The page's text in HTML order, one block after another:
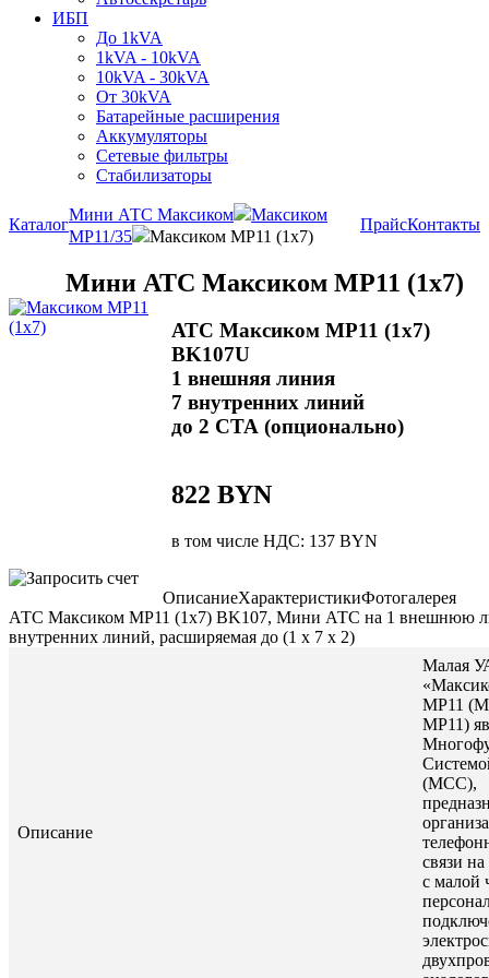
ИБП
До 1kVA
1kVA - 10kVA
10kVA - 30kVA
От 30kVA
Батарейные расширения
Аккумуляторы
Сетевые фильтры
Стабилизаторы
Каталог
Мини АТС Максиком
Максиком
MP11/35
Максиком МР11 (1х7)
ПрайсКонтакты
Мини АТС Максиком МР11 (1х7)
АТС Максиком MP11 (1x7)
BK107U
1 внешняя линия
7 внутренних линий
до 2 СТА (опционально)
822 BYN
в том числе НДС: 137 BYN
ОписаниеХарактеристикиФотогалерея
АТС Максиком MP11 (1x7) BK107, Мини АТС на 1 внешнюю
внутренних линий, расширяемая до (1 х 7 х 2)
Описание
Малая
MP11
MP11)
(МСС),
связи
с малой
Контакты
© Все права защищены, 2001, 2002, 2003, 2004, 2005, 2006,
, 2011, 2012, 2013, 2014, 2015, 2016,